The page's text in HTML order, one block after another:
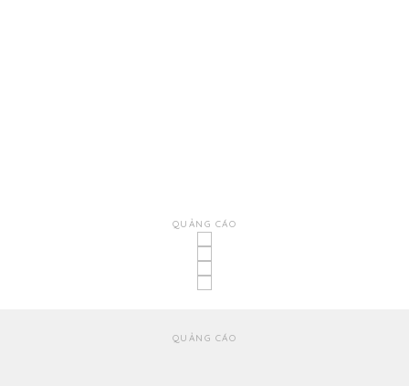
QUẢNG CÁO
QUẢNG CÁO